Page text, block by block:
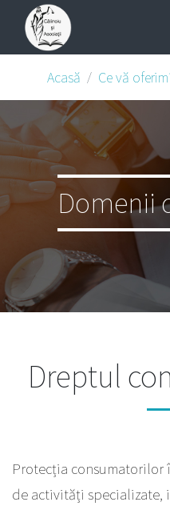
Acasă Ce vă
Domenii
Dreptul
Protecția consumatorilor
de activități specializate,